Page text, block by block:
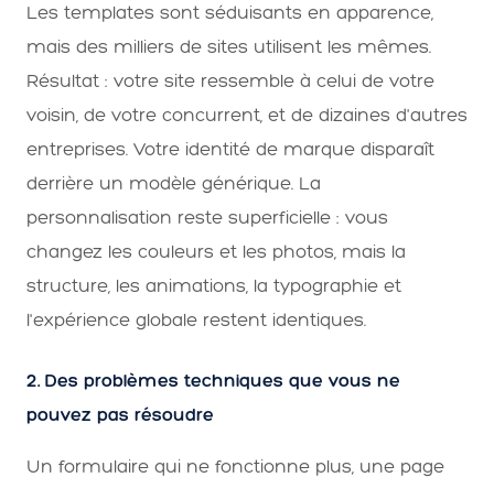
Les templates sont séduisants en apparence,
mais des milliers de sites utilisent les mêmes.
Résultat : votre site ressemble à celui de votre
voisin, de votre concurrent, et de dizaines d'autres
entreprises. Votre identité de marque disparaît
derrière un modèle générique. La
personnalisation reste superficielle : vous
changez les couleurs et les photos, mais la
structure, les animations, la typographie et
l'expérience globale restent identiques.
2. Des problèmes techniques que vous ne
pouvez pas résoudre
Un formulaire qui ne fonctionne plus, une page